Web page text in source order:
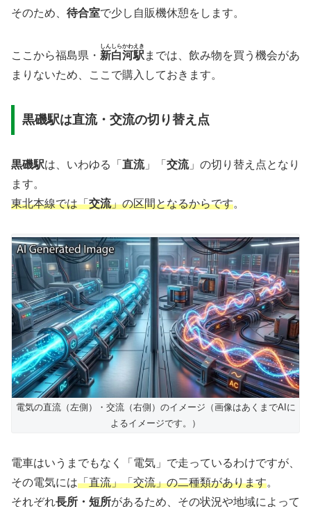
そのため、 待合室で少し自販機休憩をします。
ここから福島県・ 新白河駅
しんしらかわえき
までは、飲み物を買う機会があ
まりないため、ここで購入しておきます。
黒磯駅は直流・交流の切り替え点
黒磯駅は、いわゆる「 直流」「 交流」の切り替え点となり
ます。
東北本線では「交流」の区間となるからです。
電気の直流（左側）・交流（右側）のイメージ（画像はあくまでAIに
よるイメージです。）
電車はいうまでもなく「電気」で走っているわけですが、
その電気には「直流」「交流」の二種類があります。
それぞれ長所・短所があるため、その状況や地域によって